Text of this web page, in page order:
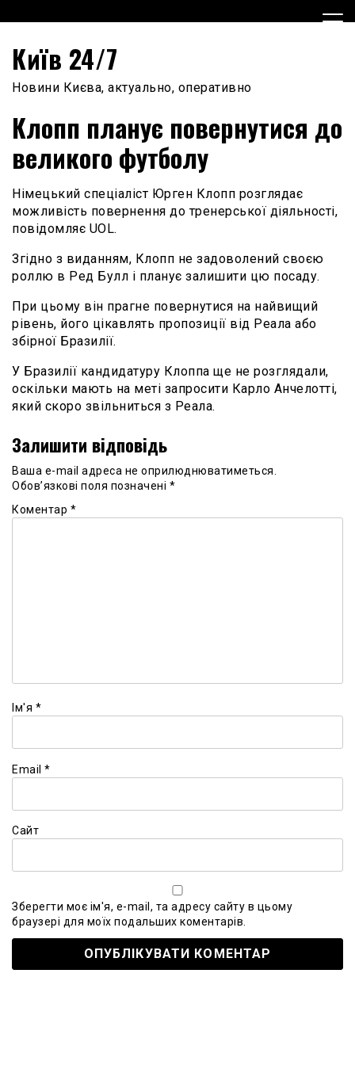
to
Київ 24/7
Новини Києва, актуально, оперативно
Клопп планує повернутися до
великого футболу
Німецький спеціаліст Юрген Клопп розглядає
можливість повернення до тренерської діяльності,
повідомляє UOL.
Згідно з виданням, Клопп не задоволений своєю
роллю в Ред Булл і планує залишити цю посаду.
При цьому він прагне повернутися на найвищий
рівень, його цікавлять пропозиції від Реала або
збірної Бразилії.
У Бразилії кандидатуру Клоппа ще не розглядали,
оскільки мають на меті запросити Карло Анчелотті,
який скоро звільниться з Реала.
Залишити відповідь
Ваша e-mail адреса не оприлюднюватиметься.
Обов’язкові поля позначені *
Коментар *
Ім'я *
Email *
Сайт
Зберегти моє ім'я, e-mail, та адресу сайту в цьому
браузері для моїх подальших коментарів.